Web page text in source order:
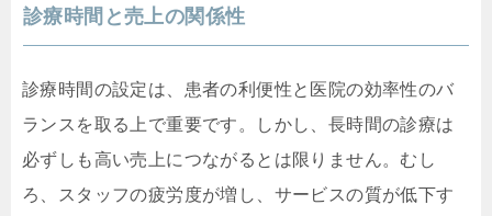
診療時間と売上の関係性
診療時間の設定は、患者の利便性と医院の効率性のバ
ランスを取る上で重要です。しかし、長時間の診療は
必ずしも高い売上につながるとは限りません。むし
ろ、スタッフの疲労度が増し、サービスの質が低下す